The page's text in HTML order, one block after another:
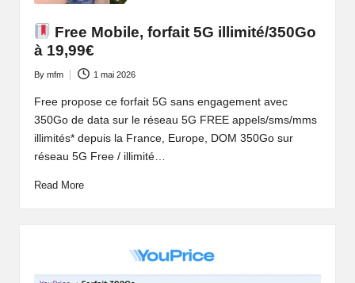
Free Mobile, forfait 5G illimité/350Go
à 19,99€
Posted
by
By mfm 1 mai 2026
Free propose ce forfait 5G sans engagement avec
350Go de data sur le réseau 5G FREE appels/sms/mms
illimités* depuis la France, Europe, DOM 350Go sur
réseau 5G Free / illimité…
Read More